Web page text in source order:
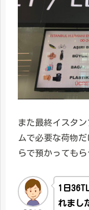
また最終イスタ
ムで必要な荷物
らで預かってもら
1日
れまし